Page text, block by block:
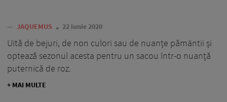
— JAQUEMUS 22 iunie 2020
Uită de bejuri, de non culori sau de nuanțe pământii și
optează sezonul acesta pentru un sacou într-o nuanță
puternică de roz.
+ MAI MULTE